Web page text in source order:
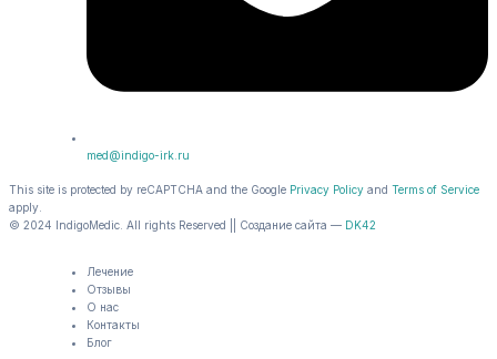
med@indigo-irk.ru
This site is protected by reCAPTCHA and the Google Privacy Policy and Terms of Service
apply.
© 2024 IndigoMedic. All rights Reserved || Создание сайта — DK42
Лечение
Отзывы
О нас
Контакты
Блог